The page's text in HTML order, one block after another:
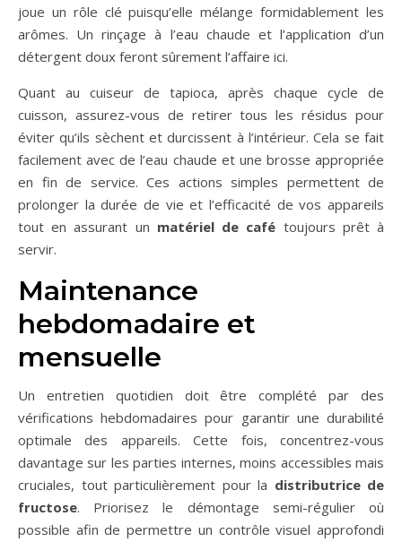
joue un rôle clé puisqu’elle mélange formidablement les
arômes. Un rinçage à l’eau chaude et l’application d’un
détergent doux feront sûrement l’affaire ici.
Quant au cuiseur de tapioca, après chaque cycle de
cuisson, assurez-vous de retirer tous les résidus pour
éviter qu’ils sèchent et durcissent à l’intérieur. Cela se fait
facilement avec de l’eau chaude et une brosse appropriée
en fin de service. Ces actions simples permettent de
prolonger la durée de vie et l’efficacité de vos appareils
tout en assurant un matériel de café toujours prêt à
servir.
Maintenance
hebdomadaire et
mensuelle
Un entretien quotidien doit être complété par des
vérifications hebdomadaires pour garantir une durabilité
optimale des appareils. Cette fois, concentrez-vous
davantage sur les parties internes, moins accessibles mais
cruciales, tout particulièrement pour la distributrice de
fructose. Priorisez le démontage semi-régulier où
possible afin de permettre un contrôle visuel approfondi